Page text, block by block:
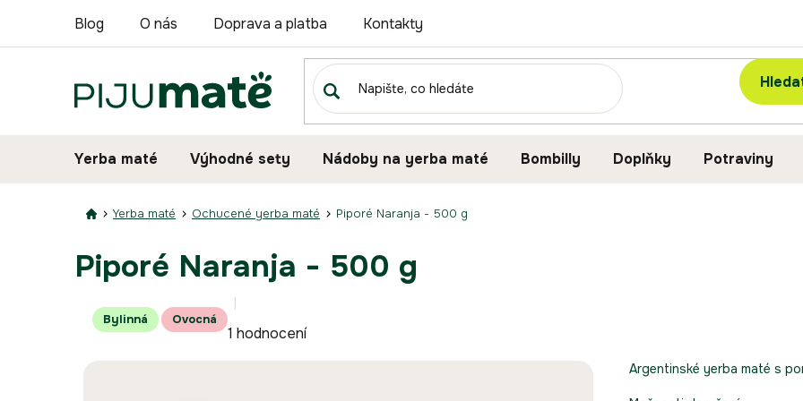
Blog O nás Doprava a platba Kontakty
Yerba maté Výhodné sety Nádoby na yerba maté Bombilly Doplňky Potraviny
Yerba maté Ochucené yerba maté Piporé Naranja - 500 g
Piporé Naranja - 500 g
Bylinná Ovocná
Průměrné
hodnocení
1 hodnocení
Argentinské yerba maté s